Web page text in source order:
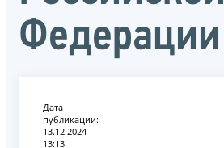
Федерации
Дата
публикации:
13.12.2024
13:13